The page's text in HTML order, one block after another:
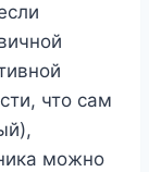
что сам
можно